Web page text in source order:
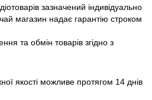
зазначений індивідуально
магазин надає гарантію строком
та обмін товарів згідно з
якості можливе протягом 14 днів